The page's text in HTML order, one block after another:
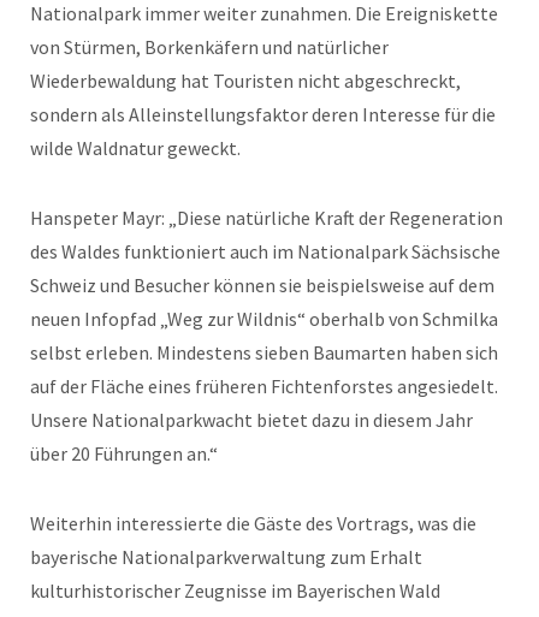
Nationalpark immer weiter zunahmen. Die Ereigniskette
von Stürmen, Borkenkäfern und natürlicher
Wiederbewaldung hat Touristen nicht abgeschreckt,
sondern als Alleinstellungsfaktor deren Interesse für die
wilde Waldnatur geweckt.
Hanspeter Mayr: „Diese natürliche Kraft der Regeneration
des Waldes funktioniert auch im Nationalpark Sächsische
Schweiz und Besucher können sie beispielsweise auf dem
neuen Infopfad „Weg zur Wildnis“ oberhalb von Schmilka
selbst erleben. Mindestens sieben Baumarten haben sich
auf der Fläche eines früheren Fichtenforstes angesiedelt.
Unsere Nationalparkwacht bietet dazu in diesem Jahr
über 20 Führungen an.“
Weiterhin interessierte die Gäste des Vortrags, was die
bayerische Nationalparkverwaltung zum Erhalt
kulturhistorischer Zeugnisse im Bayerischen Wald